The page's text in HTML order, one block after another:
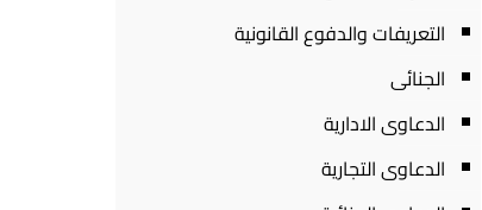
التعريفات والدفوع القانونية
الجنائى
الدعاوى الادارية
الدعاوى التجارية